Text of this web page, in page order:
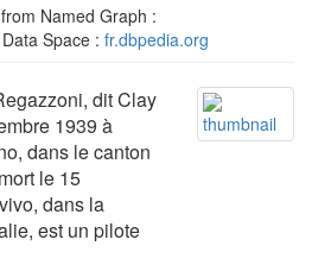
Named Graph :
Space : fr.dbpedia.org
dit Clay
1939 à
dans le canton
le 15
dans la
est un pilote